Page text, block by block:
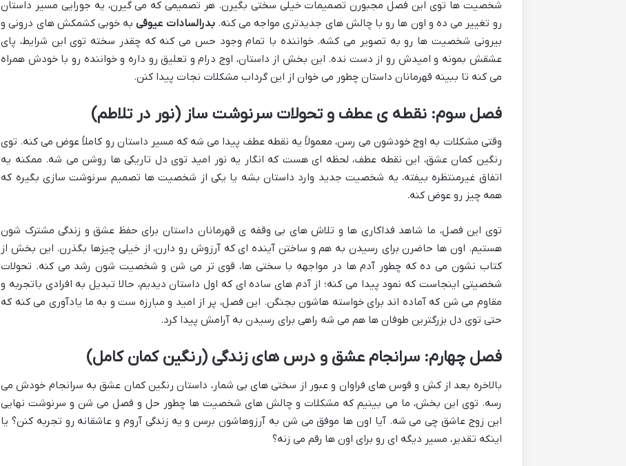
شخصیت ها توی این فصل مجبورن تصمیمات خیلی سختی بگیرن. هر تصمیمی که می گیرن، یه جورایی مسیر داستان
رو تغییر می ده و اون ها رو با چالش های جدیدتری مواجه می کنه.بدرالسادات عیوقیبه خوبی کشمکش های درونی و
بیرونی شخصیت ها رو به تصویر می کشه. خواننده با تمام وجود حس می کنه که چقدر سخته توی این شرایط، پای
عشقش بمونه و امیدش رو از دست نده. این بخش از داستان، اوج درام و تعلیق رو داره و خواننده رو با خودش همراه
می کنه تا ببینه قهرمانان داستان چطور می خوان از این گرداب مشکلات نجات پیدا کنن.
فصل سوم: نقطه ی عطف و تحولات سرنوشت ساز (نور در تلاطم)
وقتی مشکلات به اوج خودشون می رسن، معمولاً یه نقطه عطف پیدا می شه که مسیر داستان رو کاملاً عوض می کنه. توی
رنگین کمان عشق، این نقطه عطف، لحظه ای هست که انگار یه نور امید توی دل تاریکی ها روشن می شه. ممکنه یه
اتفاق غیرمنتظره بیفته، یه شخصیت جدید وارد داستان بشه یا یکی از شخصیت ها تصمیم سرنوشت سازی بگیره که
همه چیز رو عوض کنه.
توی این فصل، ما شاهد فداکاری ها و تلاش های بی وقفه ی قهرمانان داستان برای حفظ عشق و زندگی مشترک شون
هستیم. اون ها حاضرن برای رسیدن به هم و ساختن آینده ای که آرزوش رو دارن، از خیلی چیزها بگذرن. این بخش از
کتاب نشون می ده که چطور آدم ها در مواجهه با سختی ها، قوی تر می شن و شخصیت شون رشد می کنه. تحولات
شخصیتی اینجاست که نمود پیدا می کنه؛ از آدم های ساده ای که اول داستان دیدیم، حالا تبدیل به افرادی باتجربه و
مقاوم می شن که آماده اند برای خواسته هاشون بجنگن. این فصل، پر از امید و مبارزه ست و به ما یادآوری می کنه که
حتی توی دل بزرگترین طوفان ها هم می شه راهی برای رسیدن به آرامش پیدا کرد.
فصل چهارم: سرانجام عشق و درس های زندگی (رنگین کمان کامل)
بالاخره بعد از کش و قوس های فراوان و عبور از سختی های بی شمار، داستان رنگین کمان عشق به سرانجام خودش می
رسه. توی این بخش، ما می بینیم که مشکلات و چالش های شخصیت ها چطور حل و فصل می شن و سرنوشت نهایی
این زوج عاشق چی می شه. آیا اون ها موفق می شن به آرزوهاشون برسن و یه زندگی آروم و عاشقانه رو تجربه کنن؟ یا
اینکه تقدیر، مسیر دیگه ای رو برای اون ها رقم می زنه؟